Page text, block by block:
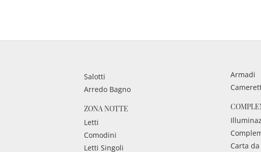
Salotti
Arredo Bagno
ZONA NOTTE
Letti
Comodini
Letti Singoli
Armadi
Carta